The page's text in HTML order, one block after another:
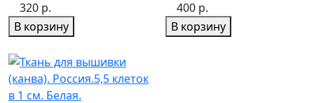
320 р.
В корзину
400 р.
В корзину